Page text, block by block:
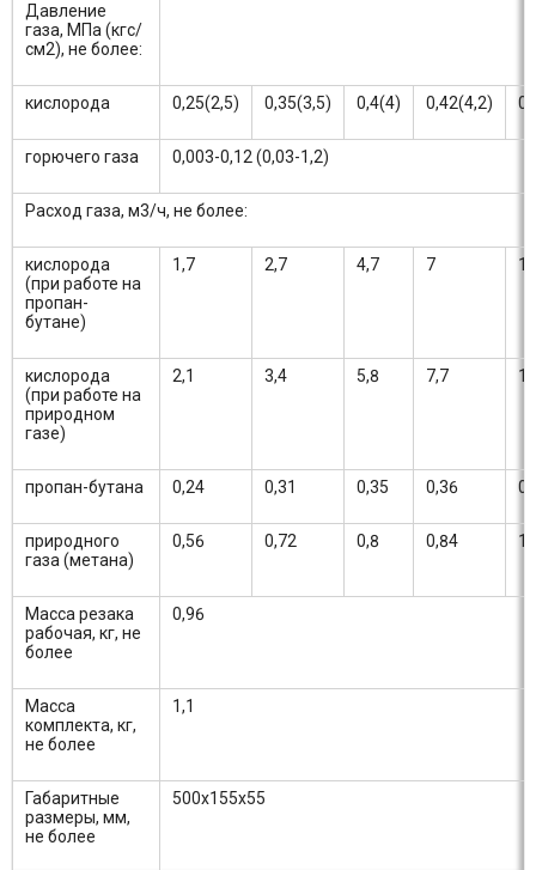
Давление
газа, МПа (кгс/
см2), не более:
кислорода 0,25(2,5) 0,35(3,5) 0,4(4) 0,42(4,2)
горючего газа 0,003-0,12 (0,03-1,2)
Расход газа, м3/ч, не более:
кислорода
(при работе на
пропан-
бутане)
1,7 2,7 4,7 7 10
кислорода
(при работе на
природном
газе)
2,1 3,4 5,8 7,7 10
пропан-бутана 0,24 0,31 0,35 0,36
природного
газа (метана)
0,56 0,72 0,8 0,84 1
Масса резака
рабочая, кг, не
более
0,96
Масса
комплекта, кг,
не более
1,1
Габаритные
размеры, мм,
не более
500х155х55